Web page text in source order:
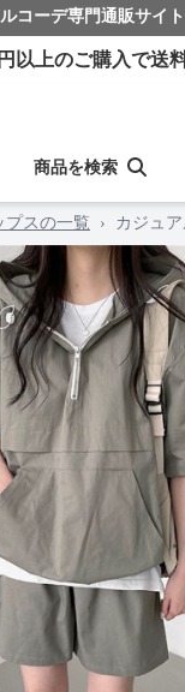
コーデ専門通販サイト
円以上のご購入で送
商品を検索
プスの一覧 › カジュ